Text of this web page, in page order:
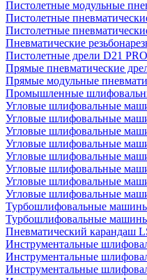
Пистолетные модульные
Пистолетные
Пистолетные
Пневматические
Пистолетные дрели D21 PRO
Прямые пневматические
Прямые модульные
Промышленные
Угловые шлифовальные
Угловые шлифовальные
Угловые шлифовальные
Угловые шлифовальные
Угловые шлифовальные
Угловые шлифовальные
Угловые шлифовальные
Угловые шлифовальные
Турбошлифовальные
Турбошлифовальные
Пневматический карандаш
Инструментальные
Инструментальные
Инструментальные